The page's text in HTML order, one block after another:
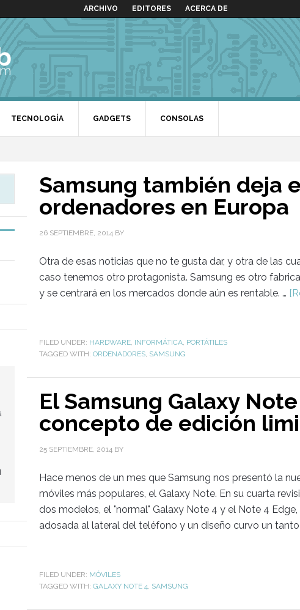
ARCHIVO EDITORES ACERCA DE
TECNOLOGÍA GADGETS CONSOLAS
Samsung también deja
ordenadores en Europa
26 SEPTIEMBRE, 2014 BY
Otra de esas noticias que no te gusta dar, y otra de las
caso tenemos otro protagonista. Samsung es otro
y se centrará en los mercados donde aún es rentable. …
FILED UNDER: HARDWARE, INFORMÁTICA, PORTÁTILES
TAGGED WITH: ORDENADORES, SAMSUNG
El Samsung Galaxy
concepto de edición
25 SEPTIEMBRE, 2014 BY
Hace menos de un mes que Samsung nos presentó la
móviles más populares, el Galaxy Note. En su cuarta
dos modelos, el "normal" Galaxy Note 4 y el Note 4
adosada al lateral del teléfono y un diseño curvo un
FILED UNDER: MÓVILES
TAGGED WITH: GALAXY NOTE 4, SAMSUNG